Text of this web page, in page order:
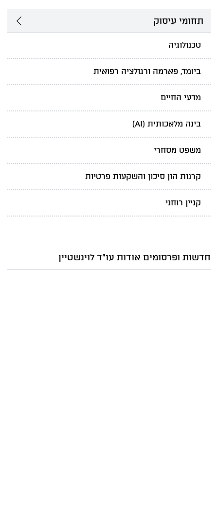
תחומי עיסוק
טכנולוגיה
ביומד, פארמה ורגולציה רפואית
מדעי החיים
בינה מלאכותית (AI)
משפט מסחרי
קרנות הון סיכון והשקעות פרטיות
קניין רוחני
חדשות ופרסומים אודות עו"ד לוינשטיין